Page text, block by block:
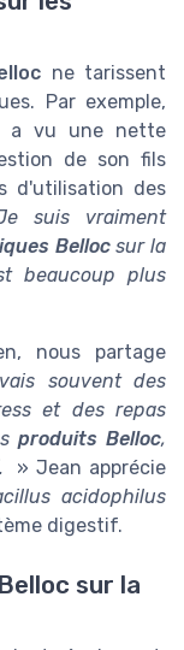
ne tarissent
Par exemple,
a vu une nette
de son fils
d'utilisation des
suis vraiment
Bellocsur la
beaucoup plus
nous partage
souvent des
et des repas
produits Belloc,
» Jean apprécie
acidophilus
digestif.
sur la